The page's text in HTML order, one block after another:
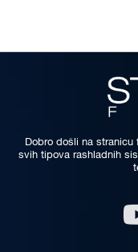
Dobro došli na stranicu
svih tipova rashladnih